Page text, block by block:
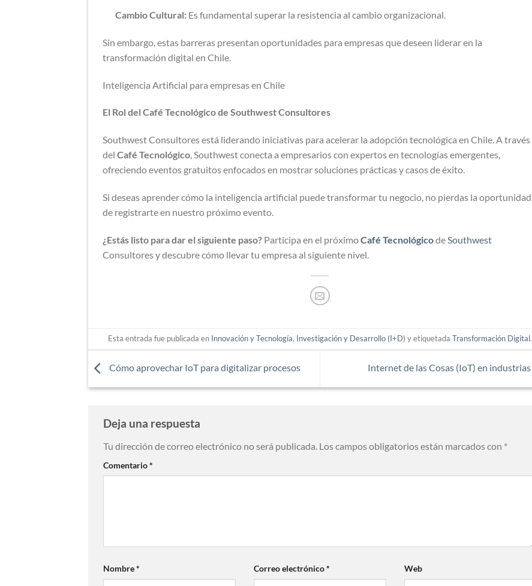
Cambio Cultural:Es fundamental superar la resistencia al cambio organizacional.
Sin embargo, estas barreras presentan oportunidades para empresas que deseen liderar en la
transformación digital en Chile.
Inteligencia Artificial para empresas en Chile
El Rol del Café Tecnológico de Southwest Consultores
Southwest Consultores está liderando iniciativas para acelerar la adopción tecnológica en Chile. A través
del Café Tecnológico, Southwest conecta a empresarios con expertos en tecnologías emergentes,
ofreciendo eventos gratuitos enfocados en mostrar soluciones prácticas y casos de éxito.
Si deseas aprender cómo la inteligencia artificial puede transformar tu negocio, no pierdas la oportunidad
de registrarte en nuestro próximo evento.
¿Estás listo para dar el siguiente paso? Participa en el próximoCafé Tecnológicode Southwest
Consultores y descubre cómo llevar tu empresa al siguiente nivel.
Esta entrada fue publicada en Innovación y Tecnología, Investigación y Desarrollo (I+D) y etiquetada Transformación Digital.
Cómo aprovechar IoT para digitalizar procesos Internet de las Cosas (IoT) en industrias
Deja una respuesta
Tu dirección de correo electrónico no será publicada. Los campos obligatorios están marcados con *
Comentario*
Nombre* Correo electrónico* Web